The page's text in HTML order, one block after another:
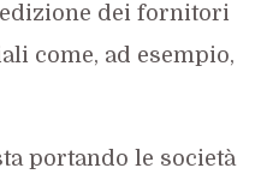
dei fornitori
come, ad esempio,
portando le società